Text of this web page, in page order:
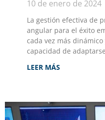
10 de enero de 2024
La gestión efectiva de
angular para el éxito
cada vez más
capacidad de adaptarse
LEER MÁS